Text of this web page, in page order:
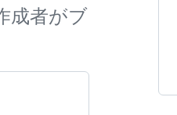
成者がブ